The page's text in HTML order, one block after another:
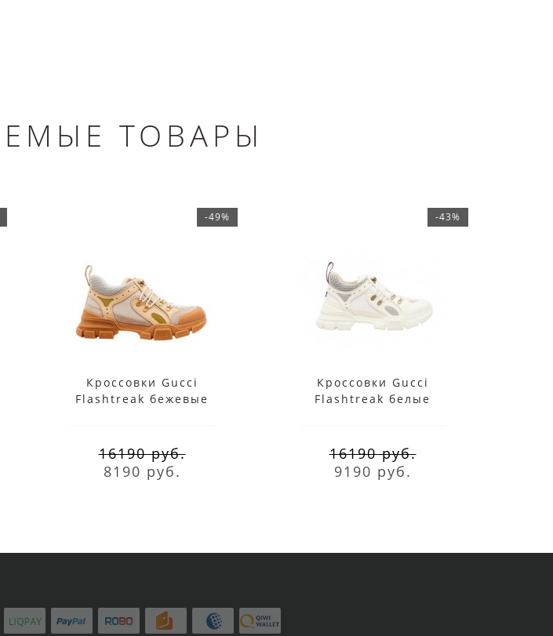
ТОВАРЫ
-49%
Кроссовки Gucci
Flashtreak бежевые
16190 руб.
8190 руб.
-43%
Кроссовки Gucci
Flashtreak белые
16190 руб.
9190 руб.